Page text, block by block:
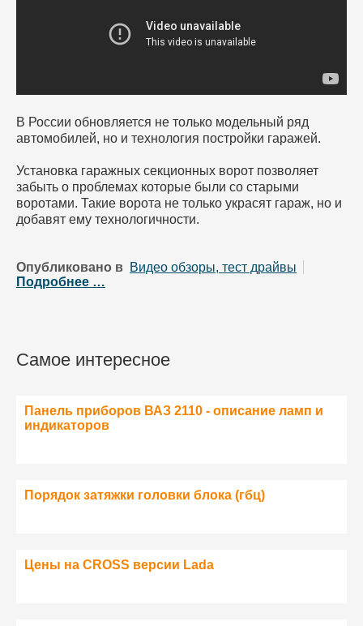
В России обновляется не только модельный ряд
автомобилей, но и технология постройки гаражей.
Установка гаражных секционных ворот позволяет
забыть о проблемах которые были со старыми
воротами. Такие ворота не только украсят гараж, но и
добавят ему технологичности.
Опубликовано в Видео обзоры, тест драйвы
Подробнее …
Самое интересное
Панель приборов ВАЗ 2110 - описание ламп и
индикаторов
Порядок затяжки головки блока (гбц)
Цены на CROSS версии Lada